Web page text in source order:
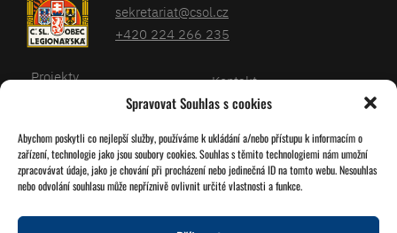
Spravovat Souhlas s cookies
Abychom poskytli co nejlepší služby, používáme k ukládání a/nebo přístupu k informacím o
zařízení, technologie jako jsou soubory cookies. Souhlas s těmito technologiemi nám umožní
zpracovávat údaje, jako je chování při procházení nebo jedinečná ID na tomto webu. Nesouhlas
nebo odvolání souhlasu může nepříznivě ovlivnit určité vlastnosti a funkce.
sekretariat@csol.cz
+420 224 266 235
Projekty
Kalendář
O nás
Kontakt
Databáze legionářů
Pro členy
Zásady cookies